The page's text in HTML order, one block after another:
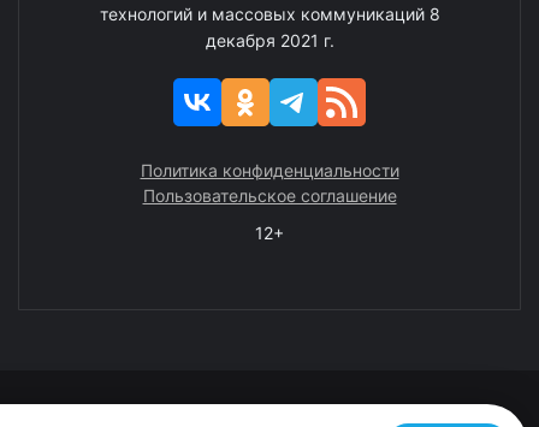
технологий и массовых коммуникаций 8
декабря 2021 г.
Политика конфиденциальности
Пользовательское соглашение
12+